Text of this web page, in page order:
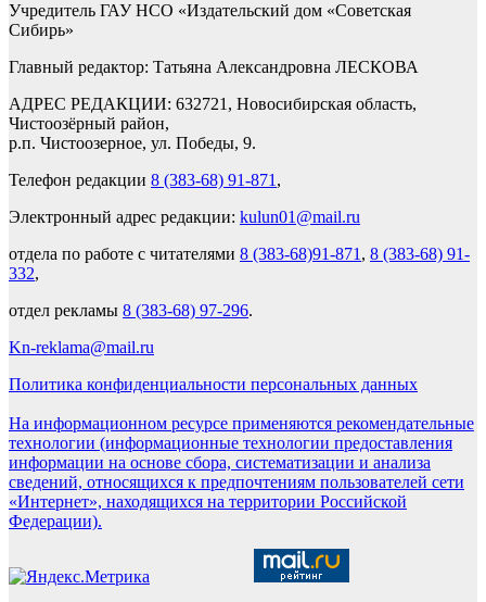
Учредитель ГАУ НСО «Издательский дом «Советская
Сибирь»
Главный редактор: Татьяна Александровна ЛЕСКОВА
АДРЕС РЕДАКЦИИ: 632721, Новосибирская область,
Чистоозёрный район,
р.п. Чистоозерное, ул. Победы, 9.
Телефон редакции 8 (383-68) 91-871 ,
Электронный адрес редакции: kulun01@mail.ru
отдела по работе с читателями 8 (383-68)91-871 , 8 (383-68) 91-
332,
отдел рекламы 8 (383-68) 97-296.
Kn-reklama@mail.ru
Политика конфиденциальности персональных данных
На информационном ресурсе применяются рекомендательные
технологии (информационные технологии предоставления
информации на основе сбора, систематизации и анализа
сведений, относящихся к предпочтениям пользователей сети
«Интернет», находящихся на территории Российской
Федерации).